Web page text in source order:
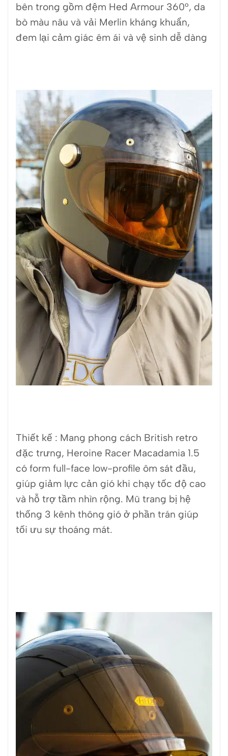
bên trong gồm đệm Hed Armour 360°, da
bò màu nâu và vải Merlin kháng khuẩn,
đem lại cảm giác êm ái và vệ sinh dễ dàng
Thiết kế : Mang phong cách British retro
đặc trưng, Heroine Racer Macadamia 1.5
có form full-face low-profile ôm sát đầu,
giúp giảm lực cản gió khi chạy tốc độ cao
và hỗ trợ tầm nhìn rộng. Mũ trang bị hệ
thống 3 kênh thông gió ở phần trán giúp
tối ưu sự thoáng mát.